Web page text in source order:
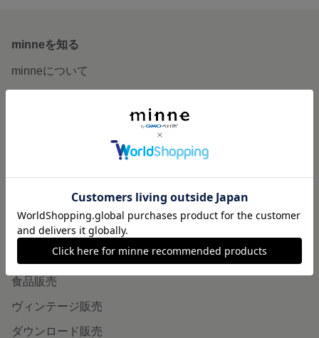
minneを知る
minneについて
作品販売について
minneで売りたい
食品販売
ヴィンテージ販売
ダウンロード販売